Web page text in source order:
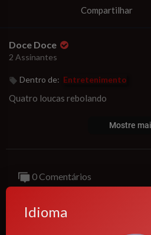
Compartilhar
Doce Doce
2 Assinantes
Dentro de: Entretenimento
Quatro loucas rebolando
Mostre
0 Comentários
Idioma